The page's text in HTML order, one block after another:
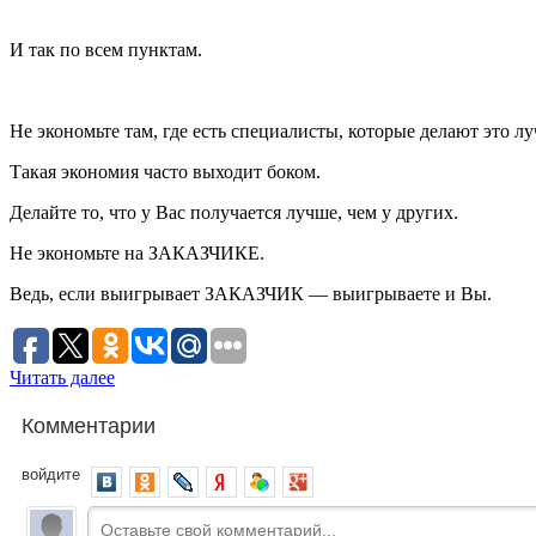
И так по всем пунктам.
Не экономьте там, где есть специалисты, которые делают это
Такая экономия часто выходит боком.
Делайте то, что у Вас получается лучше, чем у других.
Не экономьте на ЗАКАЗЧИКЕ.
Ведь, если выигрывает ЗАКАЗЧИК — выигрываете и Вы.
Читать далее
Комментарии
войдите